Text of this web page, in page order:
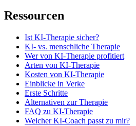
Ressourcen
Ist KI-Therapie sicher?
KI- vs. menschliche Therapie
Wer von KI-Therapie profitiert
Arten von KI-Therapie
Kosten von KI-Therapie
Einblicke in Verke
Erste Schritte
Alternativen zur Therapie
FAQ zu KI-Therapie
Welcher KI-Coach passt zu mir?